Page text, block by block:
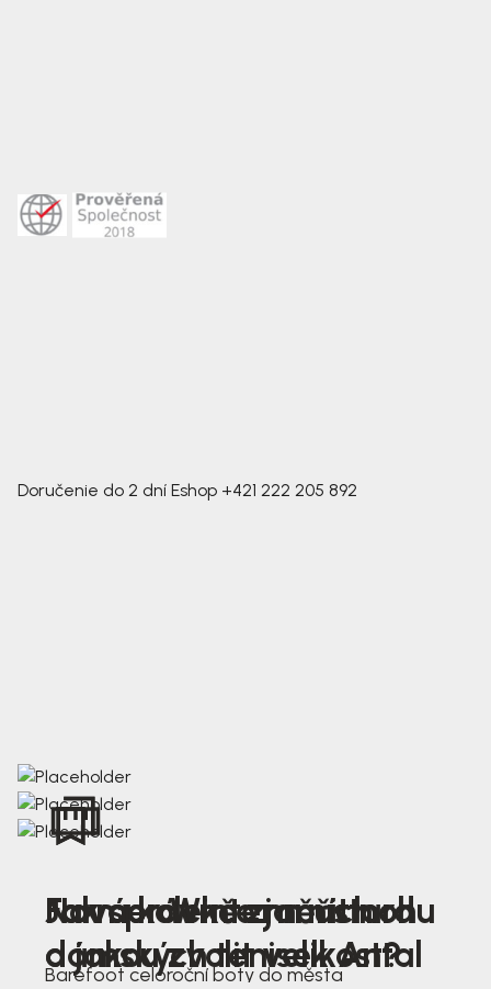
Doručenie do 2 dní Eshop +421 222 205 892
Nová kolekce jarních
dámských tenisek Antal
Jak správně změřit nohu
a jakou zvolit velikost?
Farmer Winter mustard
Barefoot celoroční boty do města